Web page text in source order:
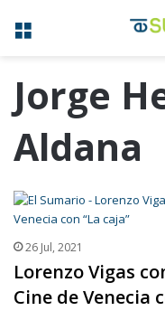
Menú
Jorge
Aldana
26 Jul, 2021
Lorenzo Vigas
Cine de Venecia